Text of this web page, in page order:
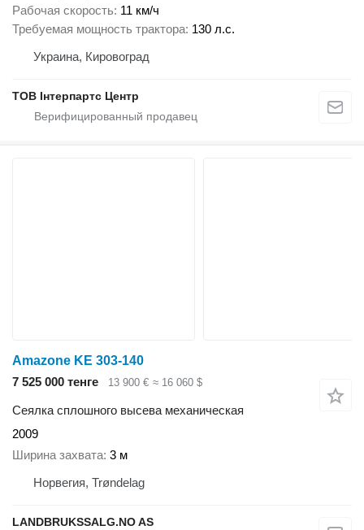
Рабочая скорость 11 км/ч
Требуемая мощность трактора 130 л.с.
Украина, Кировоград
ТОВ Інтерпартс Центр
Amazone KE 303-140
7 525 000 тенге
13 900 € ≈ 16 060 $
Сеялка сплошного высева механическая
2009
Ширина захвата 3 м
Норвегия, Trøndelag
LANDBRUKSSALG.NO AS